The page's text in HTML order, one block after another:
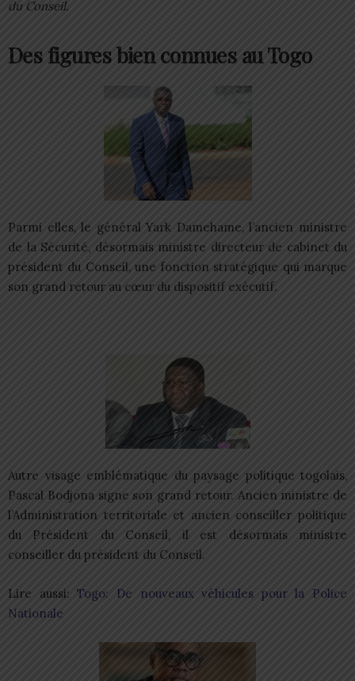
du Conseil.
Des figures bien connues au Togo
Parmi elles, le général Yark Damehame, l’ancien ministre
de la Sécurité, désormais ministre directeur de cabinet du
président du Conseil, une fonction stratégique qui marque
son grand retour au cœur du dispositif exécutif.
Autre visage emblématique du paysage politique togolais,
Pascal Bodjona signe son grand retour. Ancien ministre de
l’Administration territoriale et ancien conseiller politique
du Président du Conseil, il est désormais ministre
conseiller du président du Conseil.
Lire aussi:Togo: De nouveaux véhicules pour la Police
Nationale